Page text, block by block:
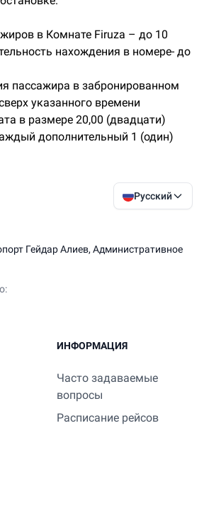
в Комнате Firuza – до 10
нахождения в номере- до
пассажира в забронированном
указанного времени
в размере 20,00 (двадцати)
дополнительный 1 (один)
Русский
Гейдар Алиев, Административное
ИНФОРМАЦИЯ
Часто задаваемые
вопросы
Расписание рейсов